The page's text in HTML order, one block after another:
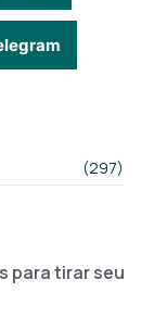
(297)
para tirar seu